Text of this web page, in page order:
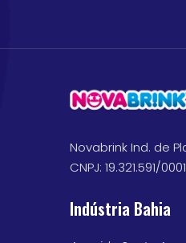
Novabrink Ind. de
CNPJ: 19.321.591/
Indústria Bahia